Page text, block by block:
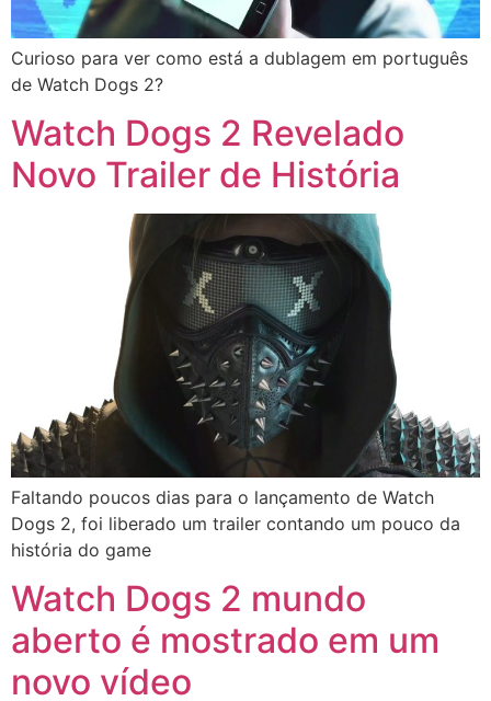
Curioso para ver como está a dublagem em português
de Watch Dogs 2?
Watch Dogs 2 Revelado
Novo Trailer de História
Faltando poucos dias para o lançamento de Watch
Dogs 2, foi liberado um trailer contando um pouco da
história do game
Watch Dogs 2 mundo
aberto é mostrado em um
novo vídeo